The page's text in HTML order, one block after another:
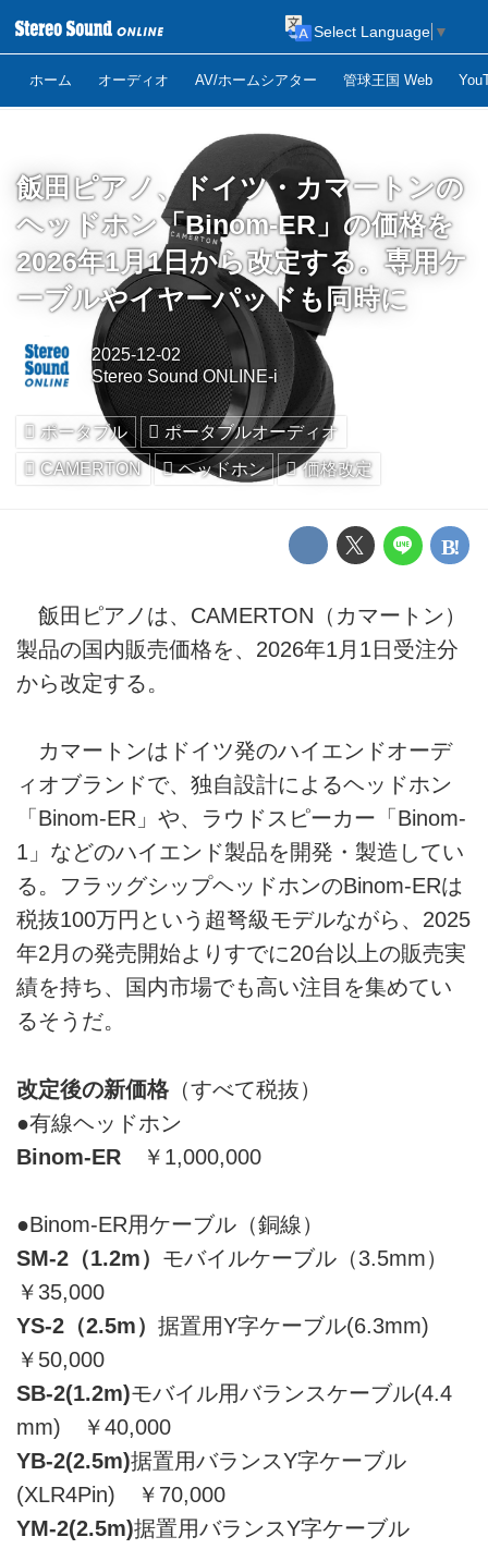
ホーム オーディオ AV/ホームシアター 管球王国 Web
Select Language ▼
飯田ピアノ、ドイツ・カマートンの
ヘッドホン「Binom-ER」の価格を
2026年1月1日から改定する。専用ケ
ーブルやイヤーパッドも同時に
2025-12-02
Stereo Sound ONLINE-i
ポータブル
ポータブルオーディオ
CAMERTON
ヘッドホン 価格改定
飯田ピアノは、CAMERTON（カマートン）
製品の国内販売価格を、2026年1月1日受注分
から改定する。
カマートンはドイツ発のハイエンドオーデ
ィオブランドで、独自設計によるヘッドホン
「Binom-ER」や、ラウドスピーカー「Binom-
1」などのハイエンド製品を開発・製造してい
る。フラッグシップヘッドホンのBinom-ERは
税抜100万円という超弩級モデルながら、2025
年2月の発売開始よりすでに20台以上の販売実
績を持ち、国内市場でも高い注目を集めてい
るそうだ。
改定後の新価格 （すべて税抜）
●有線ヘッドホン
Binom-ER ￥1,000,000
●Binom-ER用ケーブル（銅線）
SM-2（1.2m） モバイルケーブル（3.5mm）
￥35,000
YS-2（2.5m） 据置用Y字ケーブル(6.3mm)
￥50,000
SB-2(1.2m)モバイル用バランスケーブル(4.4
mm) ￥40,000
YB-2(2.5m)据置用バランスY字ケーブル
(XLR4Pin) ￥70,000
YM-2(2.5m)据置用バランスY字ケーブル